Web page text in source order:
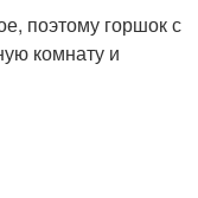
поэтому горшок с
комнату и